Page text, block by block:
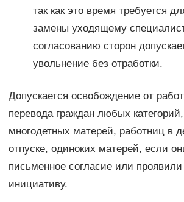
так как это время требуется
замены уходящему
согласованию сторон
увольнение без отработки.
Допускается освобождение от
перевода граждан любых
многодетных матерей, работниц в
отпуске, одиноких матерей, если
письменное согласие или
инициативу.